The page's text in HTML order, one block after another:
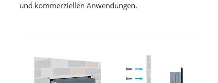
und kommerziellen Anwendungen.